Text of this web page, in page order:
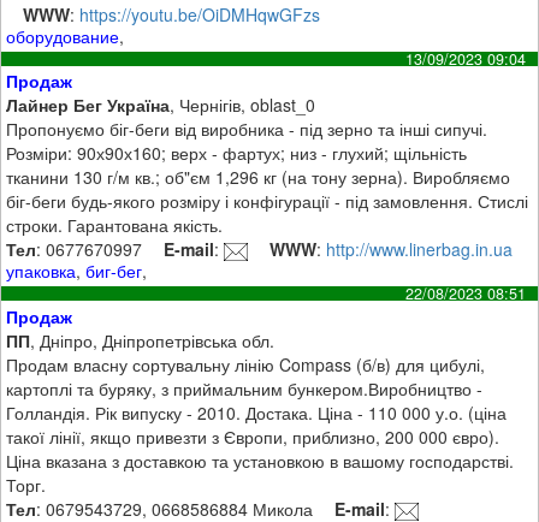
WWW: https://youtu.be/OiDMHqwGFzs
оборудование,
13/09/2023 09:04
Продаж
Лайнер Бег Україна, Чернігів, oblast_0
Пропонуємо біг-беги від виробника - під зерно та інші сипучі.
Розміри: 90х90х160; верх - фартух; низ - глухий; щільність
тканини 130 г/м кв.; об"єм 1,296 кг (на тону зерна). Виробляємо
біг-беги будь-якого розміру і конфігурації - під замовлення. Стислі
строки. Гарантована якість.
Тел: 0677670997 E-mail: WWW: http://www.linerbag.in.ua
упаковка,биг-бег,
22/08/2023 08:51
Продаж
ПП, Дніпро, Дніпропетрівська обл.
Продам власну сортувальну лінію Compass (б/в) для цибулі,
картоплі та буряку, з приймальним бункером.Виробництво -
Голландія. Рік випуску - 2010. Достака. Ціна - 110 000 у.о. (ціна
такої лінії, якщо привезти з Європи, приблизно, 200 000 євро).
Ціна вказана з доставкою та установкою в вашому господарстві.
Торг.
Тел: 0679543729, 0668586884 Микола E-mail: